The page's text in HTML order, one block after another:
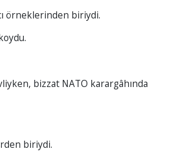
örneklerinden biriydi.
bizzat NATO karargâhında
biriydi.